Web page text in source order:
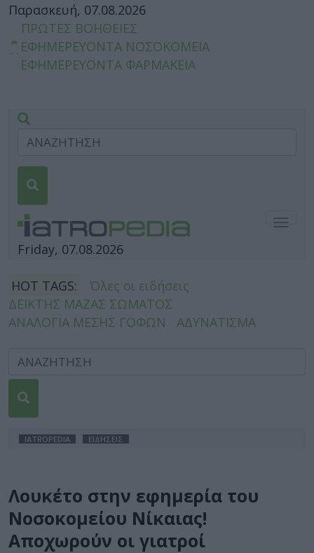
Παρασκευή, 07.08.2026
ΠΡΩΤΕΣ ΒΟΗΘΕΙΕΣ
ΕΦΗΜΕΡΕΥΟΝΤΑ ΝΟΣΟΚΟΜΕΙΑ
ΕΦΗΜΕΡΕΥΟΝΤΑ ΦΑΡΜΑΚΕΙΑ
Friday, 07.08.2026
HOT TAGS:
Όλες οι ειδήσεις
ΔΕΙΚΤΗΣ ΜΑΖΑΣ ΣΩΜΑΤΟΣ
ΑΝΑΛΟΓΙΑ ΜΕΣΗΣ ΓΟΦΩΝ
ΑΔΥΝΑΤΙΣΜΑ
IATROPEDIA ΕΙΔΗΣΕΙΣ
Λουκέτο στην εφημερία του
Νοσοκομείου Νίκαιας!
Αποχωρούν οι γιατροί